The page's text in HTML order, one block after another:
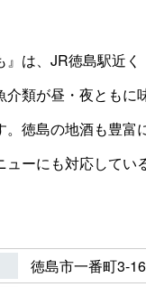
』は、JR徳島駅近
介類が昼・夜ともに
。徳島の地酒も豊
ューにも対応してい
徳島市一番町3-